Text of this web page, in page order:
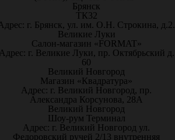
Брянск
ТК32
г. Брянск, ул. им. О.Н. Строкина, д.2.
Великие Луки
Салон-магазин «FORMAT»
г. Великие Луки, пр. Октябрьский д.
60
Великий Новгород
Магазин «Квадратура»
Адрес: г. Великий Новгород, пр.
Александра Корсунова, 28А
Великий Новгород
Шоу-рум Терминал
Адрес: г. Великий Новгород ул.
Федоровский ручей 2/13 внутренняя